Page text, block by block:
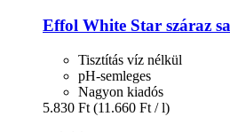
Effol White Star száraz
Tisztítás víz nélkül
pH-semleges
Nagyon kiadós
5.830 Ft (11.660 Ft / l)